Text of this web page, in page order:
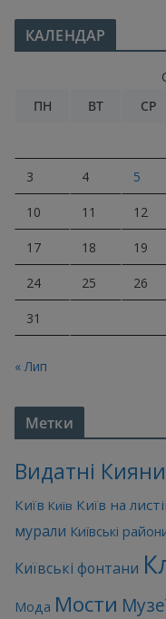
КАЛЕНДАР
ПН
ВТ СР
3 4 5
10 11 12
17 18 19
24 25 26
31
« Лип
Метки
Видатні Кияни
Київ Київ Київ на
мурали Київські
Київські фонтани
Мода Мости